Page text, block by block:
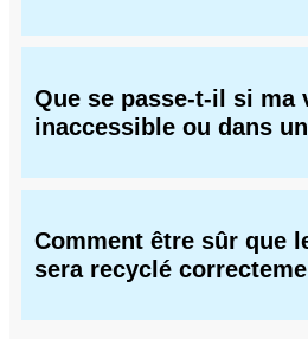
Que se passe-t-il si ma
inaccessible ou dans
Comment être sûr que
sera recyclé